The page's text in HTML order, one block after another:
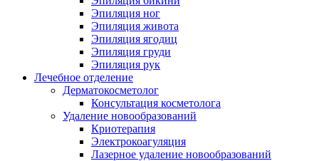
Эпиляция ног
Эпиляция живота
Эпиляция ягодиц
Эпиляция груди
Эпиляция рук
Лечебное отделение
Дерматокосметолог
Консультация косметолога
Удаление новообразований
Криотерапия
Электрокоагуляция
Лазерное удаление новообразований